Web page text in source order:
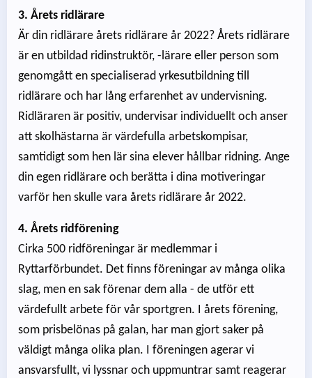
3. Årets ridlärare
Är din ridlärare årets ridlärare år 2022? Årets ridlärare
är en utbildad ridinstruktör, -lärare eller person som
genomgått en specialiserad yrkesutbildning till
ridlärare och har lång erfarenhet av undervisning.
Ridläraren är positiv, undervisar individuellt och anser
att skolhästarna är värdefulla arbetskompisar,
samtidigt som hen lär sina elever hållbar ridning. Ange
din egen ridlärare och berätta i dina motiveringar
varför hen skulle vara årets ridlärare år 2022.
4. Årets ridförening
Cirka 500 ridföreningar är medlemmar i
Ryttarförbundet. Det finns föreningar av många olika
slag, men en sak förenar dem alla - de utför ett
värdefullt arbete för vår sportgren. I årets förening,
som prisbelönas på galan, har man gjort saker på
väldigt många olika plan. I föreningen agerar vi
ansvarsfullt, vi lyssnar och uppmuntrar samt reagerar